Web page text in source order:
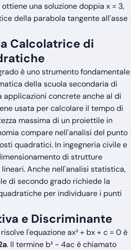
una soluzione doppia x = 3,
della parabola tangente all'asse
Calcolatrice di
è uno strumento fondamentale
della scuola secondaria di
applicazioni concrete anche al di
usata per calcolare il tempo di
massima di un proiettile in
compare nell'analisi del punto
quadratici. In ingegneria civile e
di strutture
Anche nell'analisi statistica,
di secondo grado richiede la
per individuare i punti
e Discriminante
l'equazione ax² + bx + c = 0 è
. Il termine b² − 4ac è chiamato